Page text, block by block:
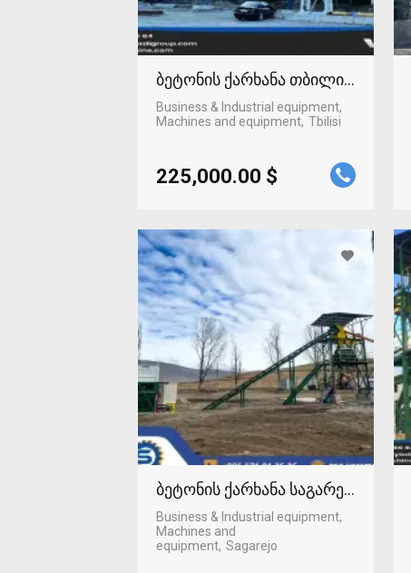
ბეტონის ქარხანა თბილისში
Business & Industrial equipment,
Machines and equipment Tbilisi
225,000.00 $
ბეტონის ქარხანა საგარეჯოში
Business & Industrial equipment,
Machines and
equipment Sagarejo